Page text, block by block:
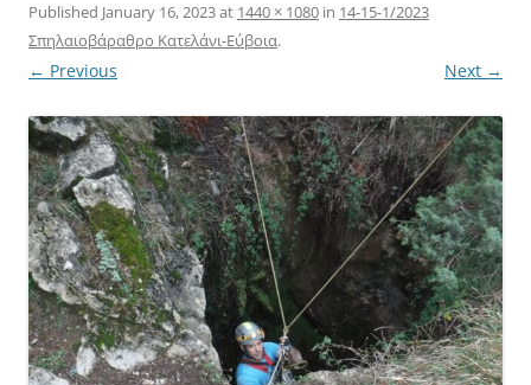
Published January 16, 2023at 1440 × 1080 in 14-15-1/2023
Σπηλαιοβάραθρο Κατελάνι-Εύβοια.
← Previous Next →